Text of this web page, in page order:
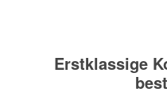
Erstklassige